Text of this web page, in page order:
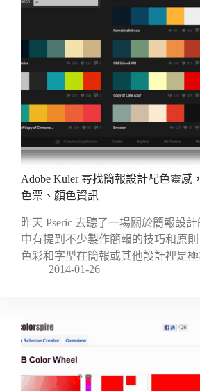
Adobe Kuler 尋找簡報設計配色靈感
色票、顏色資訊
昨天 Pseric 去聽了一場關於簡報設
中有提到不少製作簡報的技巧和原
色彩和字型在簡報或其他設計裡是
2014-01-26